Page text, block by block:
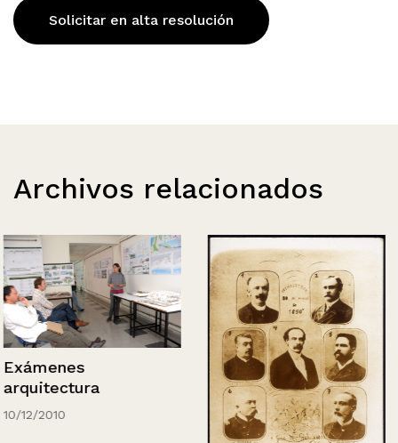
Solicitar en alta resolución
Archivos relacionados
Exámenes
arquitectura
10/12/2010